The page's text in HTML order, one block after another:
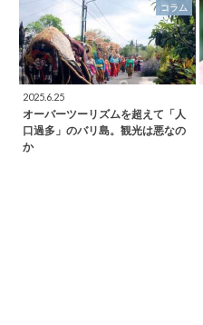
コラム
2025.6.25
オーバーツーリズムを超えて「人
口過多」のバリ島。観光は悪なの
か